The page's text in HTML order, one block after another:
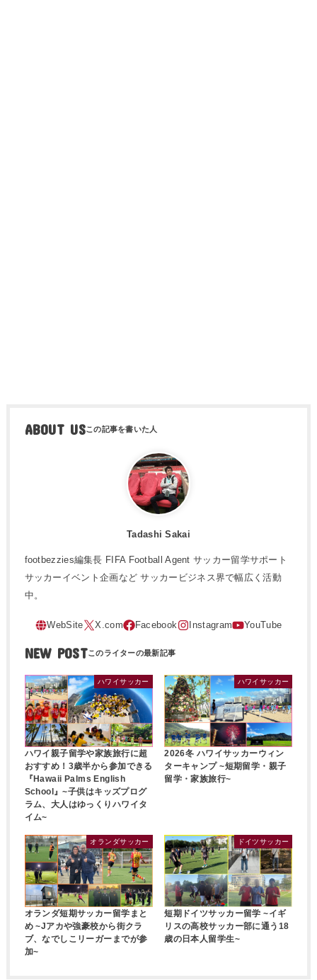
ABOUT US
Tadashi Sakai
footbezzies編集長 FIFA Football Agent サッカー留学サポート
サッカーイベント企画など サッカービジネス界で幅広く活動
中。
NEW POST
ハワイサッカー
ハワイ親子留学や家族旅行に超
おすすめ！3歳半から参加できる
『Hawaii Palms English
School』~子供はキッズプログ
ラム、大人はゆっくりハワイタ
イム~
ハワイサッカー
2026冬 ハワイサッカーウィン
ターキャンプ ~短期留学・親子
留学・家族旅行~
オランダサッカー
オランダ短期サッカー留学まと
め ~Jアカや強豪校から街クラ
ブ、なでしこリーガーまでが参
加~
ドイツサッカー
短期ドイツサッカー留学 ~イギ
リスの高校サッカー部に通う18
歳の日本人留学生~